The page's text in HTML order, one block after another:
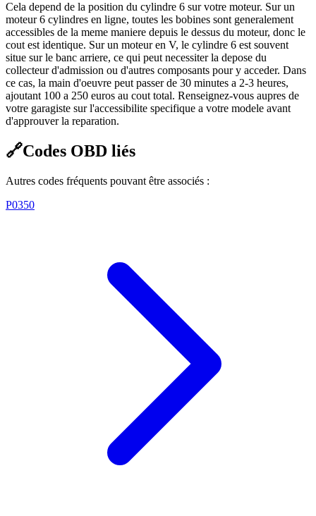
Cela depend de la position du cylindre 6 sur votre moteur. Sur un
moteur 6 cylindres en ligne, toutes les bobines sont generalement
accessibles de la meme maniere depuis le dessus du moteur, donc le
cout est identique. Sur un moteur en V, le cylindre 6 est souvent
situe sur le banc arriere, ce qui peut necessiter la depose du
collecteur d'admission ou d'autres composants pour y acceder. Dans
ce cas, la main d'oeuvre peut passer de 30 minutes a 2-3 heures,
ajoutant 100 a 250 euros au cout total. Renseignez-vous aupres de
votre garagiste sur l'accessibilite specifique a votre modele avant
d'approuver la reparation.
🔗Codes OBD liés
Autres codes fréquents pouvant être associés :
P0350